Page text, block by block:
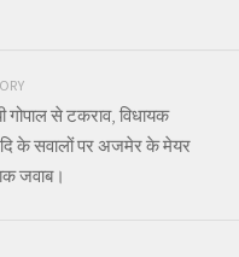
से टकराव, विधायक
के सवालों पर अजमेर के मेयर
जवाब।